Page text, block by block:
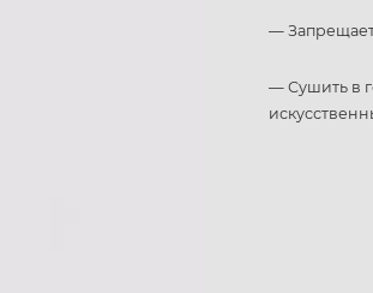
—
— Сушить в